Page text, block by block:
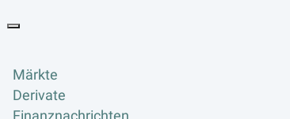
Märkte
Derivate